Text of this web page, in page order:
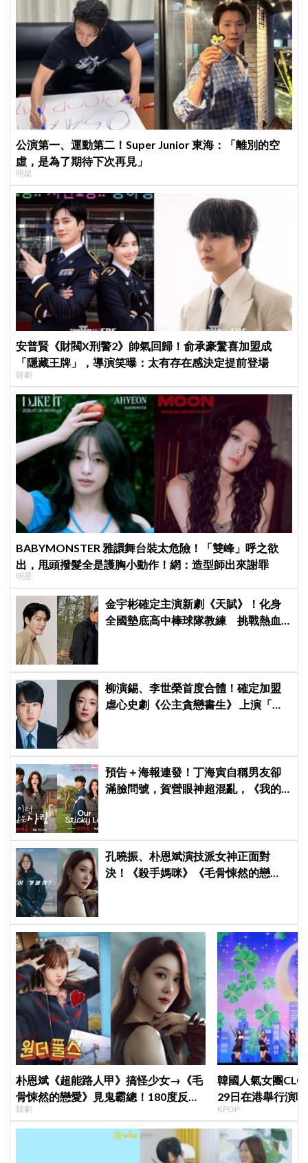
公演第一、運動第二！Super Junior 東海：「離別的空
虛，是為了期待下次再見」
明星
安普賢《財閥X刑警2》帥氣回歸！俞承豪驚喜加盟成
「隱藏王牌」，導演笑曝：太有存在感決定提前登場
韓劇
BABYMONSTER 雅譞舞台裝太危險！「雙峰」呼之欲
出，甩頭撥髮全是護胸小動作！網：造型師出來謝罪
明星
金宇彬確定主演新劇《天賦》！化身
全國墊底高中棒球隊教練 挑戰熱血
柳演錫、李世榮首度合體！確定加盟
虐心史劇《公主貪戀書生》 上演「朝
預告＋海報連發！丁海寅自稱男友卻
滿臉問號，賀營眼神超混亂，《我的
孔曉振、朴恩斌演技派女神正面對
決！《殺手媽咪》《毛骨悚然的戀
朴恩斌《超能路人甲》搞怪少女→《毛
骨悚然的戀愛》見鬼霸總！180度反差
演技獲讚「信看演員」
韓劇
韓國人氣女團CLC
29日在港舉行演
KPOP